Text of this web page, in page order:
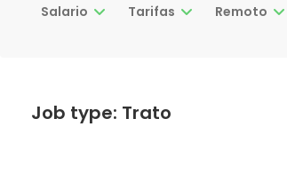
Salario Tarifas Remoto
Job type: Trato